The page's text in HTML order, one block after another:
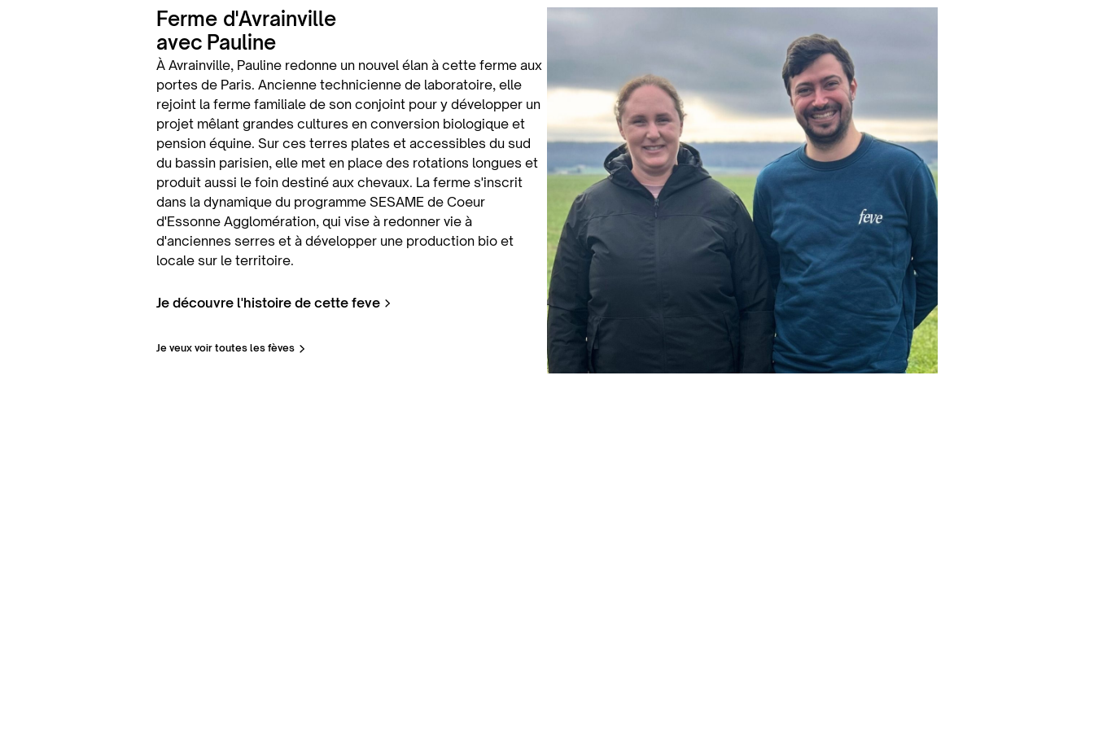
Ferme d'Avrainville
avec Pauline
À Avrainville, Pauline redonne un nouvel élan à cette ferme aux
portes de Paris. Ancienne technicienne de laboratoire, elle
rejoint la ferme familiale de son conjoint pour y développer un
projet mêlant grandes cultures en conversion biologique et
pension équine. Sur ces terres plates et accessibles du sud
du bassin parisien, elle met en place des rotations longues et
produit aussi le foin destiné aux chevaux. La ferme s'inscrit
dans la dynamique du programme SESAME de Cœur
d'Essonne Agglomération, qui vise à redonner vie à
d'anciennes serres et à développer une production bio et
locale sur le territoire.
Je découvre l'histoire de cette feve
Je veux voir toutes les fèves